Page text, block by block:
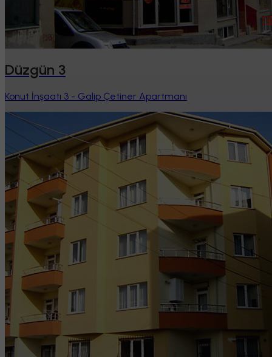
Düzgün 3
Konut İnşaatı 3 - Galip Çetiner Apartmanı